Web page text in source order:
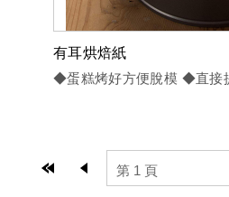
饅頭包子、粿紙
防油紙杯
通花紙墊(花邊紙墊)
有耳烘焙紙
◆蛋糕烤好方便脫模 ◆直接
top pageprev page